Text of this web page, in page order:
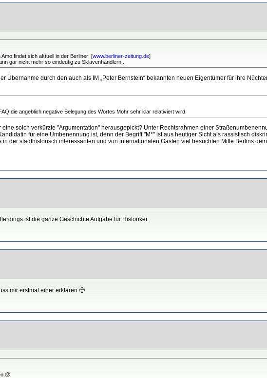
findet sich aktuell in der Berliner: [www.berliner-zeitung.de]
gar nicht mehr so eindeutig zu Sklavenhändlern ..
Übernahme durch den auch als IM „Peter Bernstein“ bekannten neuen Eigentümer für ihre
die angeblich negative Belegung des Wortes Mohr sehr klar relativiert wird.
solch verkürzte "Argumentation" herausgepickt? Unter Rechtsrahmen einer
für eine Umbenennung ist, denn der Begriff "M*" ist aus heutiger Sicht als rassistisch
der stadthistorisch interessanten und von internationalen Gästen viel besuchten Mitte Berlins
ist die ganze Geschichte Aufgabe für Historiker.
mir erstmal einer erklären.🥺